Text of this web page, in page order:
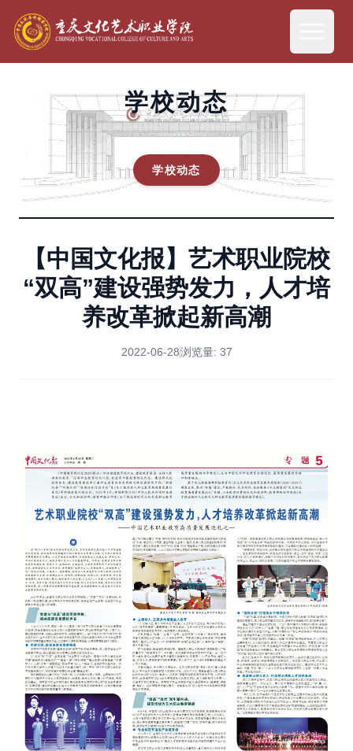
学校动态
学校动态
【中国文化报】艺术职业院校
“双高”建设强势发力，人才培
养改革掀起新高潮
2022-06-28浏览量: 37